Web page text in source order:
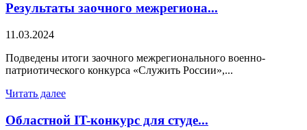
Результаты заочного межрегиона...
11.03.2024
Подведены итоги заочного межрегионального военно-
патриотического конкурса «Служить России»,...
Читать далее
Областной IT-конкурс для студе...